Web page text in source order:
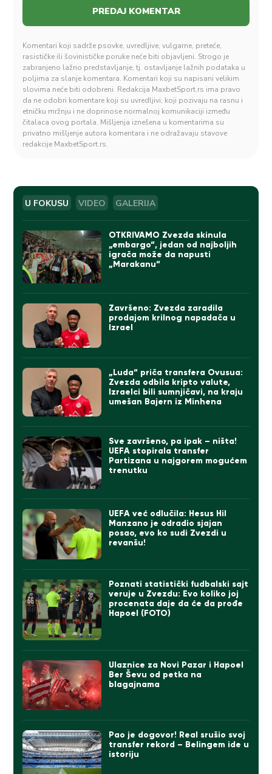
Komentari koji sadrže psovke, uvredljive, vulgarne, preteće,
rasističke ili šovinističke poruke neće biti objavljeni. Strogo je
zabranjeno lažno predstavljanje, tj. ostavljanje lažnih podataka u
poljima za slanje komentara. Komentari koji su napisani velikim
slovima neće biti odobreni. Redakcija MaxbetSport.rs ima pravo
da ne odobri komentare koji su uvredljivi, koji pozivaju na rasnu i
etničku mržnju i ne doprinose normalnoj komunikaciji između
čitalaca ovog portala. Mišljenja iznešena u komentarima su
privatno mišljenje autora komentara i ne odražavaju stavove
redakcije MaxbetSport.rs.
U FOKUSU VIDEO GALERIJA
OTKRIVAMO Zvezda skinula
„embargo“, jedan od najboljih
igrača može da napusti
„Marakanu“
Završeno: Zvezda zaradila
prodajom krilnog napadača u
Izrael
„Luda“ priča transfera Ovusua:
Zvezda odbila kripto valute,
Izraelci bili sumnjičavi, na kraju
umešan Bajern iz Minhena
Sve završeno, pa ipak – ništa!
UEFA stopirala transfer
Partizana u najgorem mogućem
trenutku
UEFA već odlučila: Hesus Hil
Manzano je odradio sjajan
posao, evo ko sudi Zvezdi u
revanšu!
Poznati statistički fudbalski sajt
veruje u Zvezdu: Evo koliko joj
procenata daje da će da prođe
Hapoel (FOTO)
Ulaznice za Novi Pazar i Hapoel
Ber Ševu od petka na
blagajnama
Pao je dogovor! Real srušio svoj
transfer rekord – Belingem ide u
istoriju